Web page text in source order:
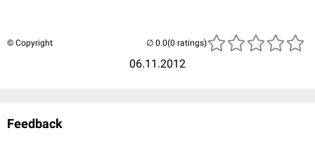
© Copyright
06.11.2012
(0 ratings)
Feedback